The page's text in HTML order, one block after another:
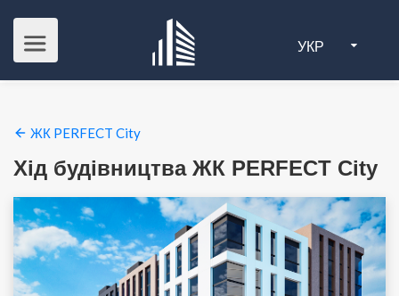
УКР
ЖК PERFECT City
Хід будівництва ЖК PERFECT City